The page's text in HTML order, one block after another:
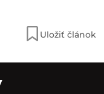
Uložiť článok